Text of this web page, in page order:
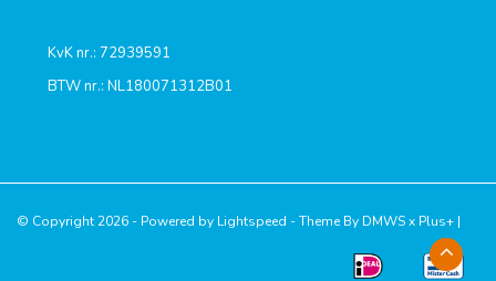
KvK nr.: 72939591
BTW nr.: NL180071312B01
© Copyright 2026 - Powered by Lightspeed - Theme By DMWSx Plus+ |